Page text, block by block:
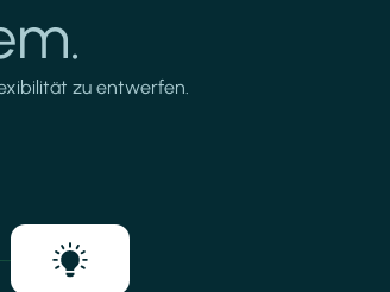
zu entwerfen.